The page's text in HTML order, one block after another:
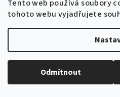
Tento web používá soubory
tohoto webu vyjadřujete
Odmítnout
info@bohynim.cz